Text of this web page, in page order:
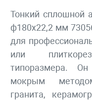
Тонкий сплошной
ф180х22,2 мм
для
или
типоразмера.
мокрым
гранита,